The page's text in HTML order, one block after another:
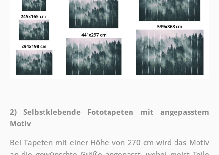
2) Selbstklebende Fototapeten mit angepasstem
Motiv
Bei Tapeten mit einer Höhe von 270 cm wird das Motiv